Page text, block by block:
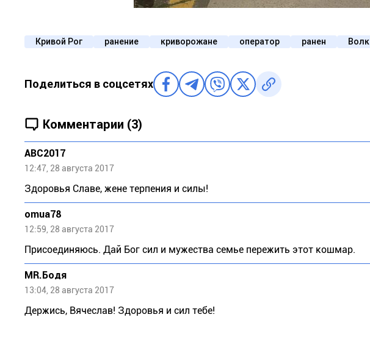
Кривой Рог ранение криворожане оператор ранен Волк
Поделиться в соцсетях
Комментарии (3)
ABC2017
12:47, 28 августа 2017
Здоровья Славе, жене терпения и силы!
omua78
12:59, 28 августа 2017
Присоединяюсь. Дай Бог сил и мужества семье пережить этот кошмар.
MR.Бодя
13:04, 28 августа 2017
Держись, Вячеслав! Здоровья и сил тебе!